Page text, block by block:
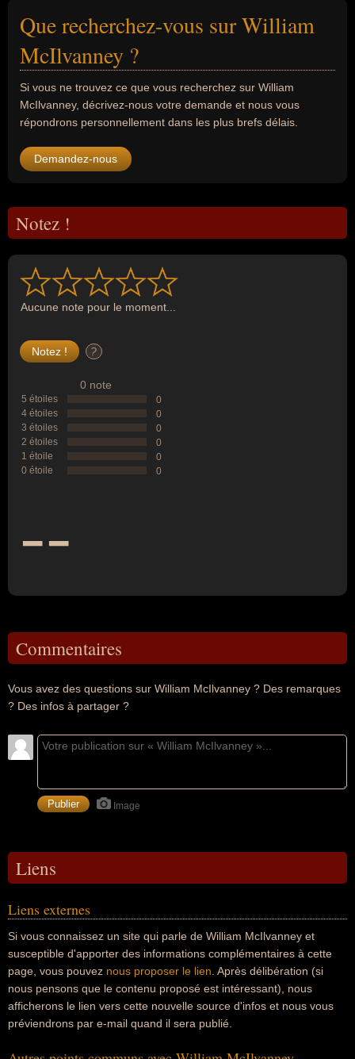
Que recherchez-vous sur William
McIlvanney ?
Si vous ne trouvez ce que vous recherchez sur William
McIlvanney, décrivez-nous votre demande et nous vous
répondrons personnellement dans les plus brefs délais.
Demandez-nous
Notez !
Aucune note pour le moment...
?
0 note
5 étoiles
0
4 étoiles
0
3 étoiles
0
2 étoiles
0
1 étoile
0
0 étoile
0
--
Commentaires
Vous avez des questions sur William McIlvanney ? Des remarques
? Des infos à partager ?
Image
Liens
Liens externes
Si vous connaissez un site qui parle de William McIlvanney et
susceptible d'apporter des informations complémentaires à cette
page, vous pouvez nous proposer le lien . Après délibération (si
nous pensons que le contenu proposé est intéressant), nous
afficherons le lien vers cette nouvelle source d'infos et nous vous
préviendrons par e-mail quand il sera publié.